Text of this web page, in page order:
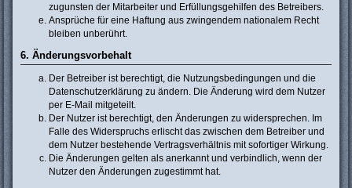
zugunsten der Mitarbeiter und Erfüllungsgehilfen des Betreibers.
Ansprüche für eine Haftung aus zwingendem nationalem Recht
bleiben unberührt.
6. Änderungsvorbehalt
Der Betreiber ist berechtigt, die Nutzungsbedingungen und die
Datenschutzerklärung zu ändern. Die Änderung wird dem Nutzer
per E-Mail mitgeteilt.
Der Nutzer ist berechtigt, den Änderungen zu widersprechen. Im
Falle des Widerspruchs erlischt das zwischen dem Betreiber und
dem Nutzer bestehende Vertragsverhältnis mit sofortiger Wirkung.
Die Änderungen gelten als anerkannt und verbindlich, wenn der
Nutzer den Änderungen zugestimmt hat.